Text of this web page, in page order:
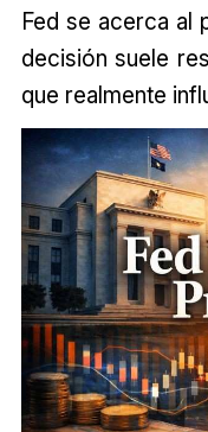
Fed se acerca al
decisión suele
que realmente